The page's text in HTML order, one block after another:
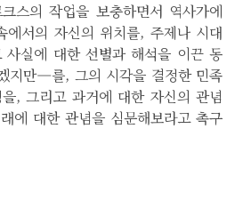
스의 작업을 보충하면서 역사가에
에서의 자신의 위치를, 주제나 시대
사실에 대한 선별과 해석을 이끈 동
지만—를, 그의 시각을 결정한 민족
, 그리고 과거에 대한 자신의 관념
에 대한 관념을 심문해보라고 촉구